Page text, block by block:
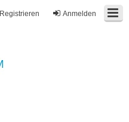
Anmelden
Registrieren